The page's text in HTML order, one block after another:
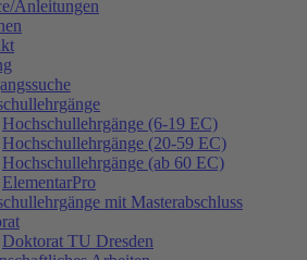
Anleitungen
Hochschullehrgänge (6-19 EC)
Hochschullehrgänge (20-59 EC)
Hochschullehrgänge (ab 60 EC)
ElementarPro
mit Masterabschluss
Doktorat TU Dresden